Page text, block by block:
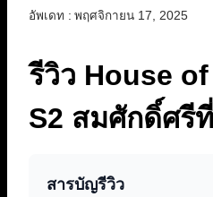
อัพเดท : พฤศจิกายน 17, 2025
รีวิว House
S2 สมศักดิ์ศรี
สารบัญรีวิว